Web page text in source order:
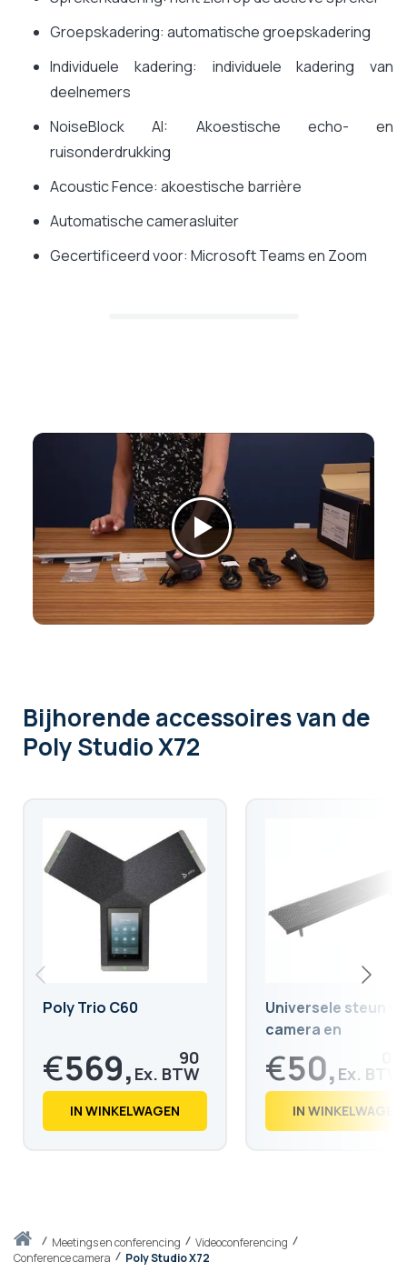
Thuismeetings en conferencing
Videoconferencing
Conference camera
Poly Studio X72
Groepskadering: automatische groepskadering
Individuele kadering: individuele kadering van
deelnemers
NoiseBlock AI: Akoestische echo- en
ruisonderdrukking
Acoustic Fence: akoestische barrière
Automatische camerasluiter
Gecertificeerd voor: Microsoft Teams en Zoom
Bijhorende accessoiresvan de
Poly Studio X72
Poly Trio C60
€569, 90
€ 689,
IN WINKELWAGEN
Universele steun
camera en
€50,
€ 60,
IN WINKELWAGEN